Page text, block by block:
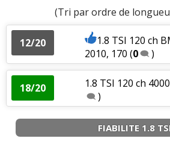
(Tri par ordre de
12/20
1.8 TSI 120 ch
2010, 170 (0 )
18/20 1.8 TSI 120 ch
)
FIABILITE 1.8